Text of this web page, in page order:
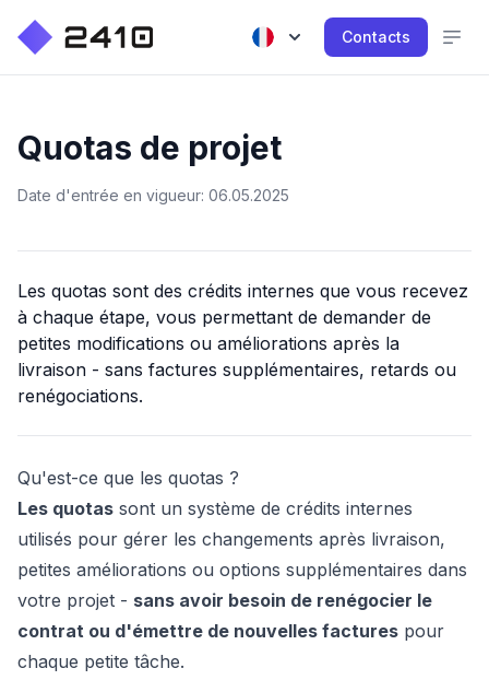
Contacts
Quotas de projet
Date d'entrée en vigueur: 06.05.2025
Les quotas sont des crédits internes que vous recevez
à chaque étape, vous permettant de demander de
petites modifications ou améliorations après la
livraison - sans factures supplémentaires, retards ou
renégociations.
Qu'est-ce que les quotas ?
Les quotas sont un système de crédits internes
utilisés pour gérer les changements après livraison,
petites améliorations ou options supplémentaires dans
votre projet - sans avoir besoin de renégocier le
contrat ou d'émettre de nouvelles factures pour
chaque petite tâche.